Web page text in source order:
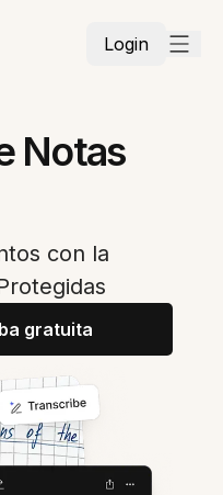
Login
Notas
con la
gratuita